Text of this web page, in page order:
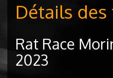
Détails des
Rat Race
2023